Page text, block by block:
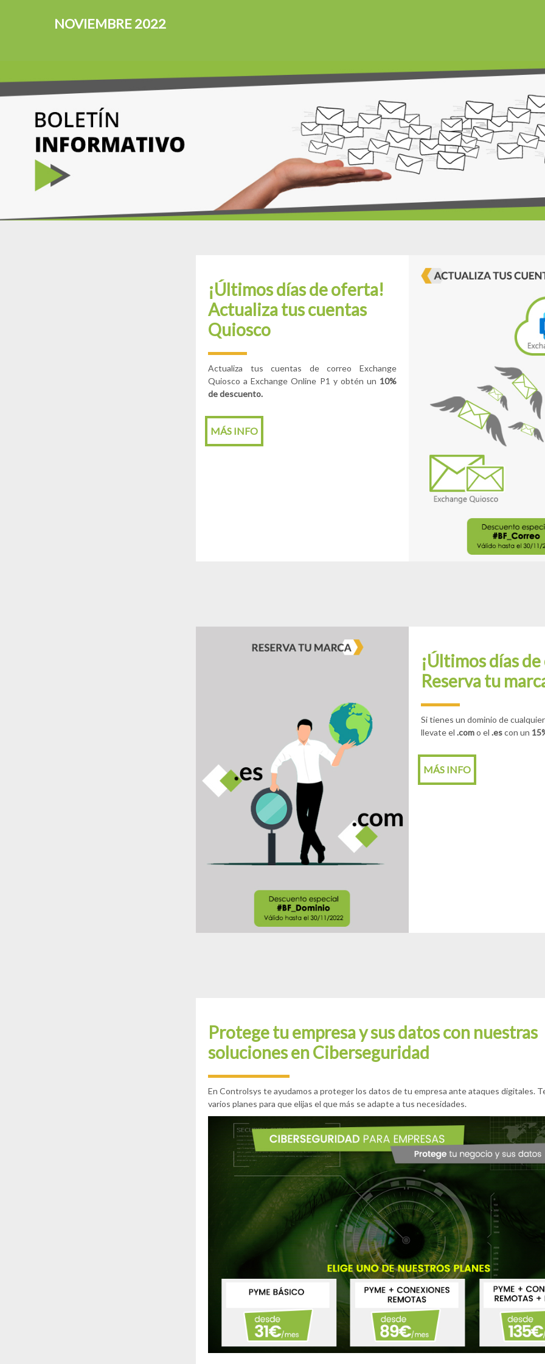
NOVIEMBRE 2022
¡Últimos días de oferta!
Actualiza tus cuentas
Quiosco
Actualiza tus cuentas de correo Exchange
Quiosco a Exchange Online P1 y obtén un 10%
de descuento.
MÁS INFO
¡Últimos días
Reserva tu
Si tienes un dominio de
llevate el .como el .escon un
MÁS INFO
Protege tu empresa y sus datos con nuestras
soluciones en Ciberseguridad
En Controlsys te ayudamos a proteger los datos de tu empresa ante ataques digitales.
varios planes para que elijas el que más se adapte a tus necesidades.